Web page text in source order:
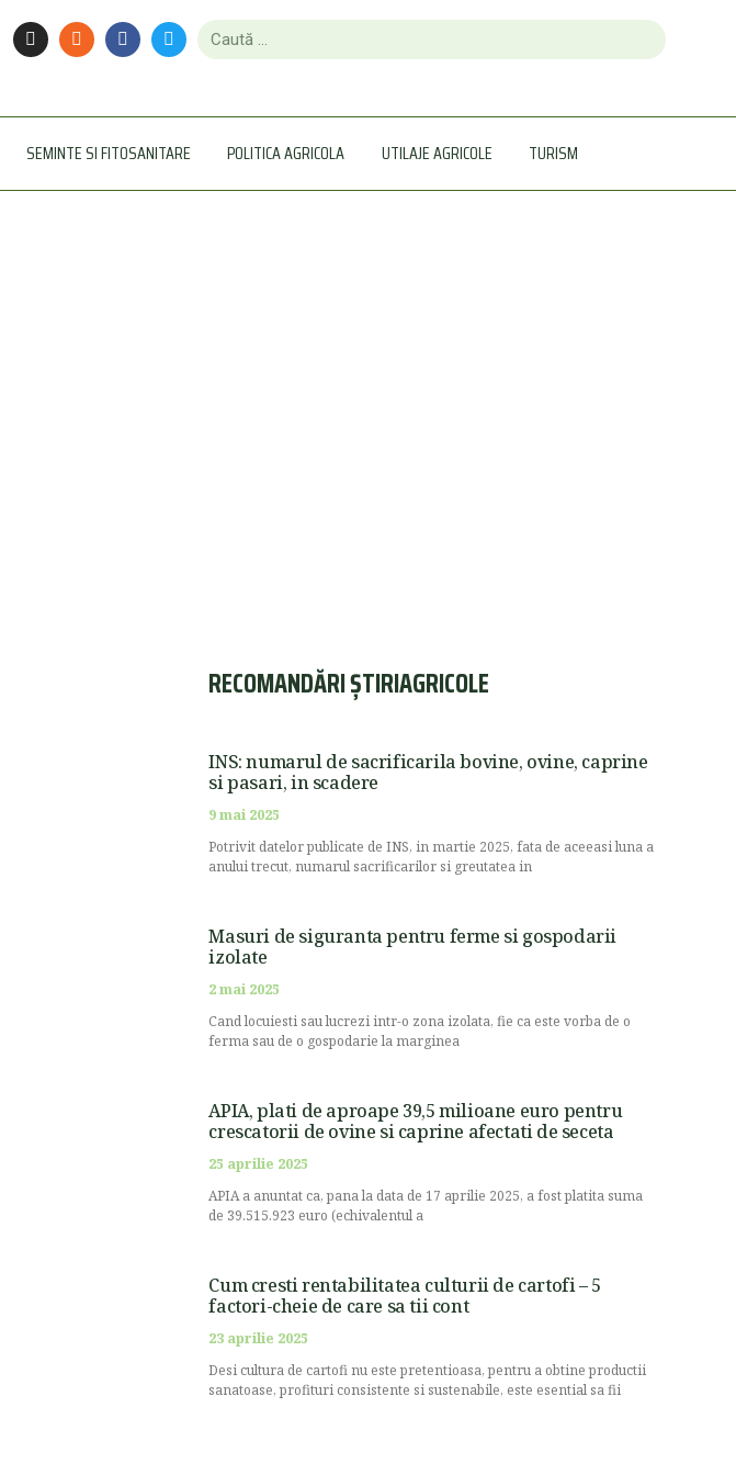
SEMINTE SI FITOSANITARE POLITICA AGRICOLA UTILAJE AGRICOLE TURISM
RECOMANDĂRI ȘTIRIAGRICOLE
INS: numarul de sacrificarila bovine, ovine, caprine
si pasari, in scadere
9 mai 2025
Potrivit datelor publicate de INS, in martie 2025, fata de aceeasi luna a
anului trecut, numarul sacrificarilor si greutatea in
Masuri de siguranta pentru ferme si gospodarii
izolate
2 mai 2025
Cand locuiesti sau lucrezi intr-o zona izolata, fie ca este vorba de o
ferma sau de o gospodarie la marginea
APIA, plati de aproape 39,5 milioane euro pentru
crescatorii de ovine si caprine afectati de seceta
25 aprilie 2025
APIA a anuntat ca, pana la data de 17 aprilie 2025, a fost platita suma
de 39.515.923 euro (echivalentul a
Cum cresti rentabilitatea culturii de cartofi – 5
factori-cheie de care sa tii cont
23 aprilie 2025
Desi cultura de cartofi nu este pretentioasa, pentru a obtine productii
sanatoase, profituri consistente si sustenabile, este esential sa fii